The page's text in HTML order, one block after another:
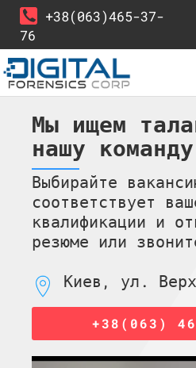
+38(063)465-37-
76
Мы ищем
нашу команду
Выбирайте
соответствует
квалификации и
резюме или
Киев, ул.
+38(063)